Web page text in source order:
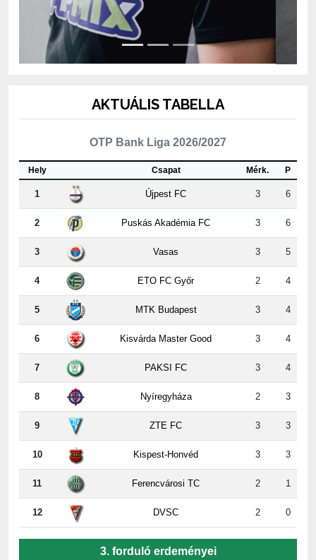
OTP Bank Liga 2026/2027
Csapat
1 Újpest FC 3 6
2 Puskás Akadémia FC 3 6
3 Vasas 3 5
4 ETO FC Győr 2 4
5 MTK Budapest 3 4
6 Kisvárda Master Good 3 4
7 PAKSI FC 3 4
8 Nyíregyháza 2 3
9 ZTE FC 3 3
10 Kispest-Honvéd 3 3
11 Ferencvárosi TC 2 1
12 DVSC 2 0
- Ferencváros